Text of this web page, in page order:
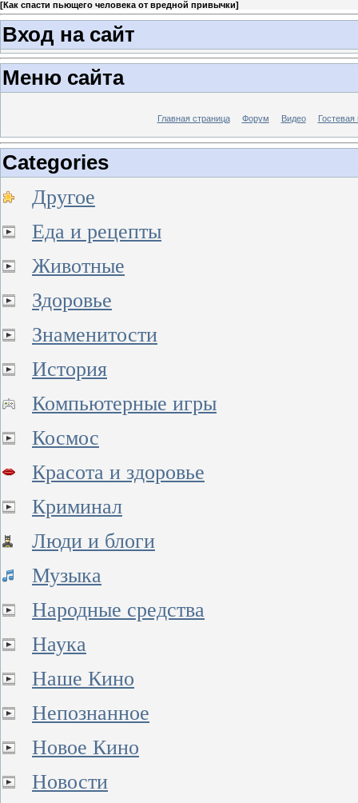
[Как спасти пьющего человека от вредной привычки]
Вход на сайт
Меню сайта
Главная страница Форум Видео Гостевая
Categories
Другое
Еда и рецепты
Животные
Здоровье
Знаменитости
История
Компьютерные игры
Космос
Красота и здоровье
Криминал
Люди и блоги
Музыка
Народные средства
Наука
Наше Кино
Непознанное
Новое Кино
Новости